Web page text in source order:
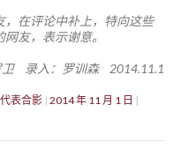
，在评论中补上，特向这些
友，表示谢意。
卫 录入：罗训森 2014.11.1
表合影 2014 年 11 月 1 日